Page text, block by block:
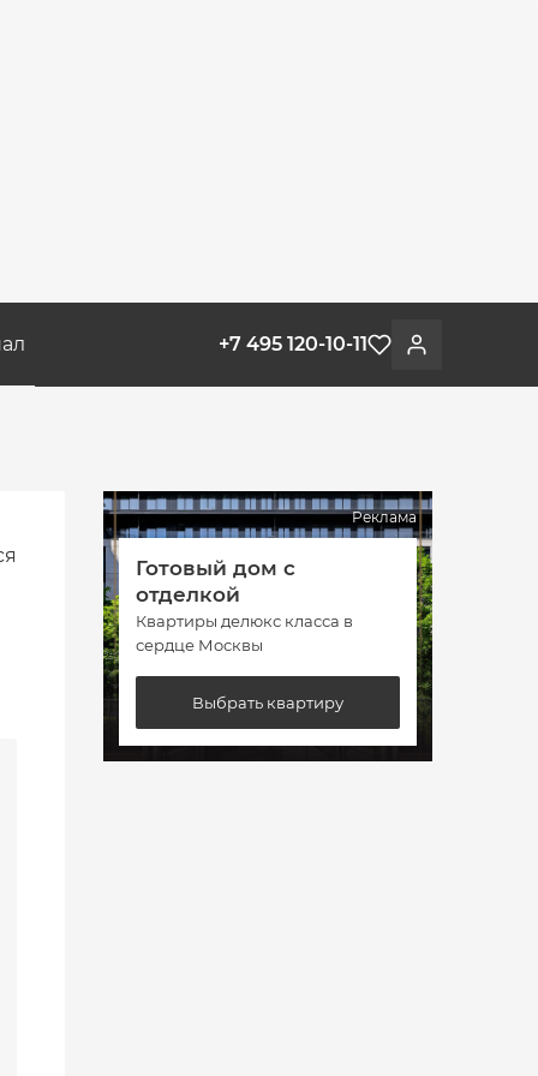
Войти
Избранное
+7 495 120-10-11
Реклама
Готовый дом с
отделкой
Квартиры делюкс класса в
сердце Москвы
Выбрать квартиру